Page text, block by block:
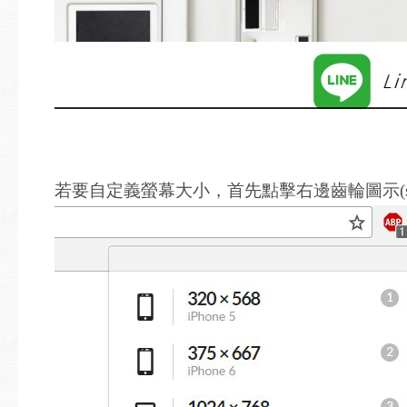
若要自定義螢幕大小，首先點擊右邊齒輪圖示